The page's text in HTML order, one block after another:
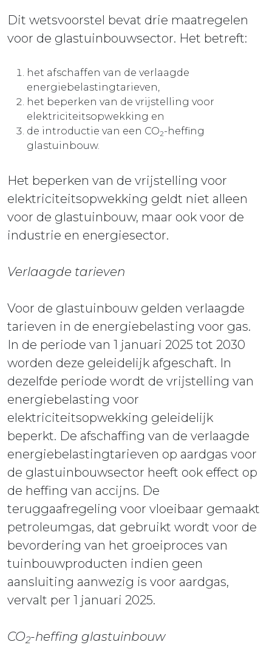
Dit wetsvoorstel bevat drie maatregelen
voor de glastuinbouwsector. Het betreft:
het afschaffen van de verlaagde
energiebelastingtarieven,
het beperken van de vrijstelling voor
elektriciteitsopwekking en
de introductie van een CO2-heffing
glastuinbouw.
Het beperken van de vrijstelling voor
elektriciteitsopwekking geldt niet alleen
voor de glastuinbouw, maar ook voor de
industrie en energiesector.
Verlaagde tarieven
Voor de glastuinbouw gelden verlaagde
tarieven in de energiebelasting voor gas.
In de periode van 1 januari 2025 tot 2030
worden deze geleidelijk afgeschaft. In
dezelfde periode wordt de vrijstelling van
energiebelasting voor
elektriciteitsopwekking geleidelijk
beperkt. De afschaffing van de verlaagde
energiebelastingtarieven op aardgas voor
de glastuinbouwsector heeft ook effect op
de heffing van accijns. De
teruggaafregeling voor vloeibaar gemaakt
petroleumgas, dat gebruikt wordt voor de
bevordering van het groeiproces van
tuinbouwproducten indien geen
aansluiting aanwezig is voor aardgas,
vervalt per 1 januari 2025.
CO2-heffing glastuinbouw